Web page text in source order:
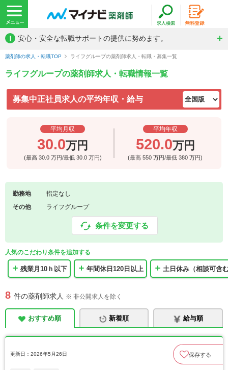
! 安心・安全な転職サポートの提供に努めます。
薬剤師の求人・転職TOP ライフグループの薬剤師求人・転職・募集一覧
ライフグループの薬剤師求人・転職情報一覧
募集中正社員求人の平均年収・給与
平均月収
30.0万円
(最高 30.0 万円/最低 30.0 万円)
平均年収
520.0万円
(最高550万円/最低380万円)
勤務地
指定なし
その他
ライフグループ
条件を変更する
人気のこだわり条件を追加する
残業月10ｈ以下 年間休日120日以上 土日休み（相談可含
8 件の薬剤師求人 ※ 非公開求人を除く
おすすめ順 新着順 給与順
更新日：2026年5月26日 保存する